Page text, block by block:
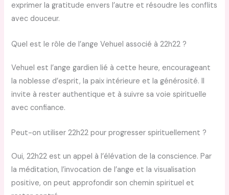
exprimer la gratitude envers l’autre et résoudre les conflits
avec douceur.
Quel est le rôle de l’ange Vehuel associé à 22h22 ?
Vehuel est l’ange gardien lié à cette heure, encourageant
la noblesse d’esprit, la paix intérieure et la générosité. Il
invite à rester authentique et à suivre sa voie spirituelle
avec confiance.
Peut-on utiliser 22h22 pour progresser spirituellement ?
Oui, 22h22 est un appel à l’élévation de la conscience. Par
la méditation, l’invocation de l’ange et la visualisation
positive, on peut approfondir son chemin spirituel et